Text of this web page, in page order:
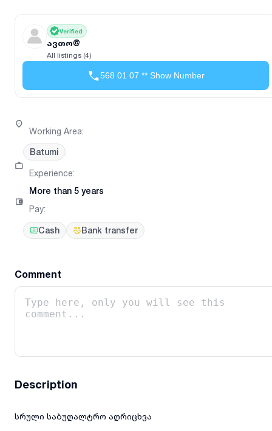
Verified
ავთო@
All listings (4)
568 01 07 ** Show Number
Working Area:
Batumi
Experience:
More than 5 years
Pay:
Cash Bank transfer
Comment
Description
სრული საბუღალტრო აღრიცხვა